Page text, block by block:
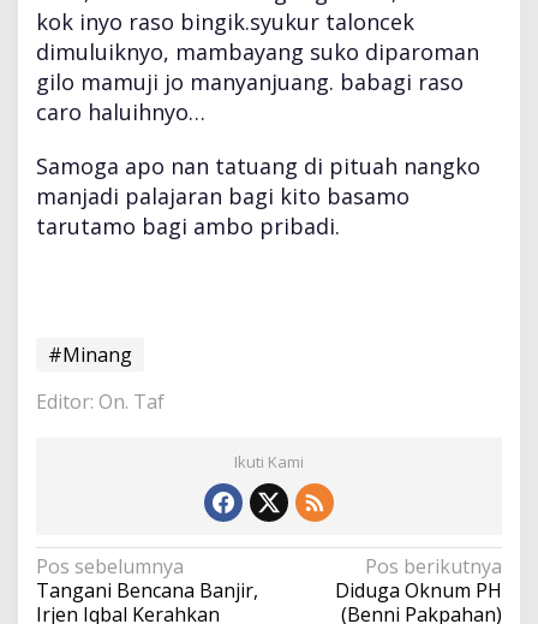
kok inyo raso bingik.syukur taloncek
dimuluiknyo, mambayang suko diparoman
gilo mamuji jo manyanjuang. babagi raso
caro haluihnyo…
Samoga apo nan tatuang di pituah nangko
manjadi palajaran bagi kito basamo
tarutamo bagi ambo pribadi.
#Minang
Editor: On. Taf
Ikuti Kami
N
a
v
Pos sebelumnya
Tangani Bencana Banjir,
Irjen Iqbal Kerahkan
Pos berikutnya
Diduga Oknum PH
(Benni Pakpahan)